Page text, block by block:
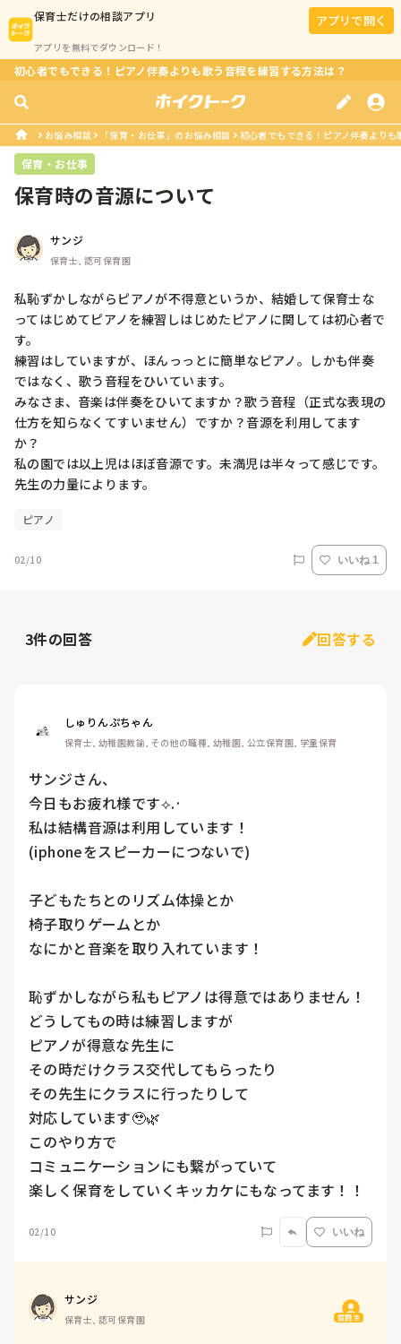
保育士だけの相談アプリ
アプリを無料でダウンロード！
アプリで開く
初心者でもできる！ピアノ伴奏よりも歌う音程を練習する方法は？
お悩み相談 「保育・お仕事」のお悩み相談 初心者でもできる！ピアノ伴奏より
保育・お仕事
保育時の音源について
サンジ
保育士, 認可保育園
私恥ずかしながらピアノが不得意というか、結婚して保育士な
ってはじめてピアノを練習しはじめたピアノに関しては初心者で
す。
練習はしていますが、ほんっっとに簡単なピアノ。しかも伴奏
ではなく、歌う音程をひいています。
みなさま、音楽は伴奏をひいてますか？歌う音程（正式な表現の
仕方を知らなくてすいません）ですか？音源を利用してます
か？
私の園では以上児はほぼ音源です。未満児は半々って感じです。
先生の力量によります。
ピアノ
02/10 いいね 1
3件の回答 回答する
しゅりんぷちゃん
保育士, 幼稚園教諭, その他の職種, 幼稚園, 公立保育園, 学童保育
サンジさん、
今日もお疲れ様です⟡.·
私は結構音源は利用しています！
(iphoneをスピーカーにつないで)
子どもたちとのリズム体操とか
椅子取りゲームとか
なにかと音楽を取り入れています！
恥ずかしながら私もピアノは得意ではありません！
どうしてもの時は練習しますが
ピアノが得意な先生に
その時だけクラス交代してもらったり
その先生にクラスに行ったりして
対応しています🥹🌿
このやり方で
コミュニケーションにも繋がっていて
楽しく保育をしていくキッカケにもなってます！！
02/10 いいね
サンジ
保育士, 認可保育園 質問主